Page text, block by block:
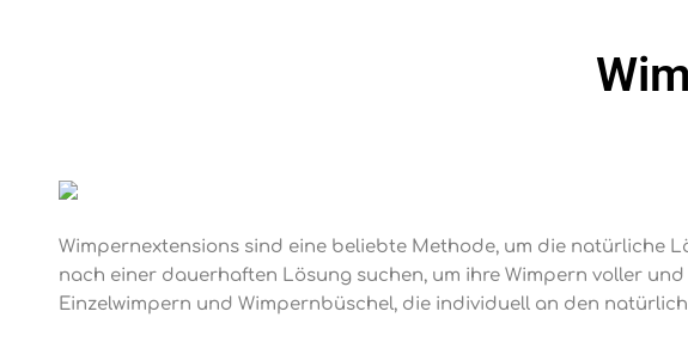
Wimpernextensions sind eine beliebte Methode, um die natürliche
nach einer dauerhaften Lösung suchen, um ihre Wimpern voller
Einzelwimpern und Wimpernbüschel, die individuell an den